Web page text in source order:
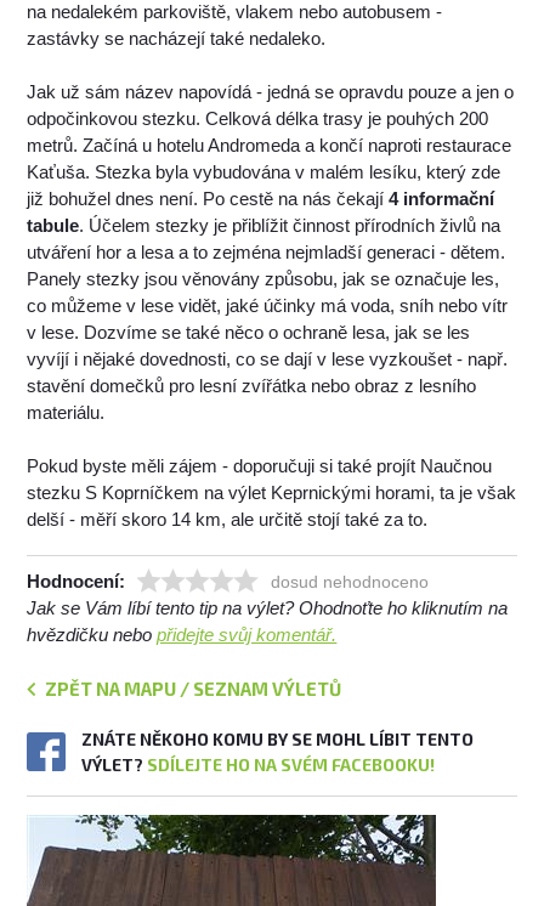
na nedalekém parkoviště, vlakem nebo autobusem -
zastávky se nacházejí také nedaleko.
Jak už sám název napovídá - jedná se opravdu pouze a jen o
odpočinkovou stezku. Celková délka trasy je pouhých 200
metrů. Začíná u hotelu Andromeda a končí naproti restaurace
Kaťuša. Stezka byla vybudována v malém lesíku, který zde
již bohužel dnes není. Po cestě na nás čekají4 informační
tabule. Účelem stezky je přiblížit činnost přírodních živlů na
utváření hor a lesa a to zejména nejmladší generaci - dětem.
Panely stezky jsou věnovány způsobu, jak se označuje les,
co můžeme v lese vidět, jaké účinky má voda, sníh nebo vítr
v lese. Dozvíme se také něco o ochraně lesa, jak se les
vyvíjí i nějaké dovednosti, co se dají v lese vyzkoušet - např.
stavění domečků pro lesní zvířátka nebo obraz z lesního
materiálu.
Pokud byste měli zájem - doporučuji si také projít Naučnou
stezku S Koprníčkem na výlet Keprnickými horami, ta je však
delší - měří skoro 14 km, ale určitě stojí také za to.
Hodnocení: dosud nehodnoceno
Jak se Vám líbí tento tip na výlet? Ohodnoťte ho kliknutím na
hvězdičku nebopřidejte svůj komentář.
ZPĚT NA MAPU / SEZNAM VÝLETŮ
ZNÁTE NĚKOHO KOMU BY SE MOHL LÍBIT TENTO
VÝLET? SDÍLEJTE HO NA SVÉM FACEBOOKU!